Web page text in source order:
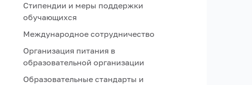
Стипендии и меры поддержки
обучающихся
Международное сотрудничество
Организация питания в
образовательной организации
Образовательные стандарты и